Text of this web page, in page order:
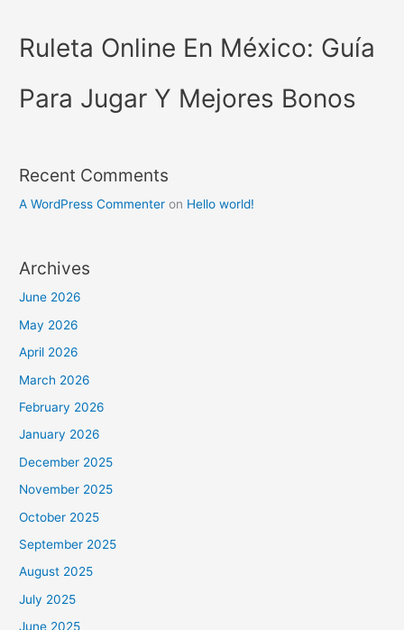
Ruleta Online En México: Guía
Para Jugar Y Mejores Bonos
Recent Comments
A WordPress Commenter on Hello world!
Archives
June 2026
May 2026
April 2026
March 2026
February 2026
January 2026
December 2025
November 2025
October 2025
September 2025
August 2025
July 2025
June 2025